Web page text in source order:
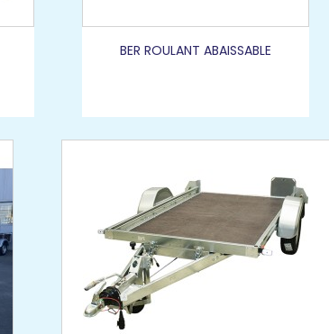
BER ROULANT ABAISSABLE